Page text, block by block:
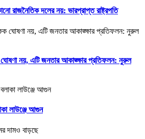
রাজনৈতিক দলের নয়: ভারপ্রাপ্ত রাষ্ট্রপতি
নয়, এটি জনতার আকাঙ্ক্ষার প্রতিফলন: নুরুল
লাউঞ্জে আগুন